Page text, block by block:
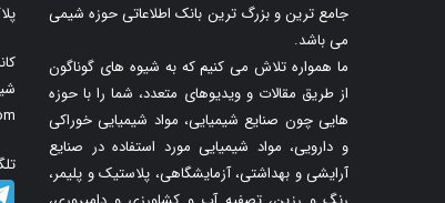
جامع ترین و بزرگ ترین بانک اطلاعاتی حوزه شیمی
می باشد.
ما همواره تلاش می کنیم که به شیوه های گوناگون
از طریق مقالات و ویدیوهای متعدد، شما را با حوزه
هایی چون صنایع شیمیایی، مواد شیمیایی خوراکی
و دارویی، مواد شیمیایی مورد استفاده در صنایع
آرایشی و بهداشتی، آزمایشگاهی، پلاستیک و پلیمر،